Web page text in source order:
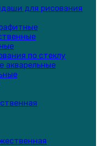
для рисования
по стеклу
акварельные